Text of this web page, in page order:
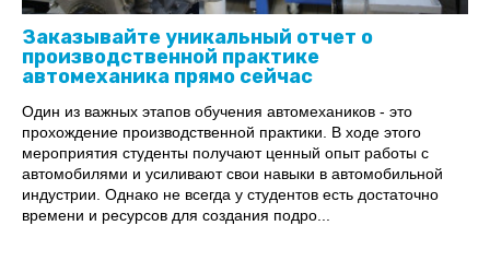
Заказывайте уникальный отчет о
производственной практике
автомеханика прямо сейчас
Один из важных этапов обучения автомехаников - это
прохождение производственной практики. В ходе этого
мероприятия студенты получают ценный опыт работы с
автомобилями и усиливают свои навыки в автомобильной
индустрии. Однако не всегда у студентов есть достаточно
времени и ресурсов для создания подро...